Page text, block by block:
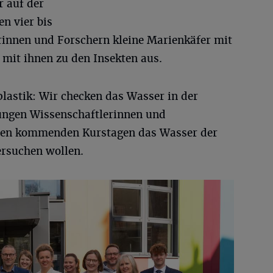
auf der
vier bis
und Forschern kleine Marienkäfer mit
ihnen zu den Insekten aus.
Wir checken das Wasser in der
Wissenschaftlerinnen und
kommenden Kurstagen das Wasser der
wollen.